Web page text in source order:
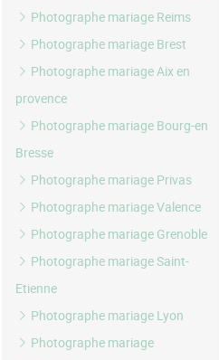
Photographe mariage Reims
Photographe mariage Brest
Photographe mariage Aix en
provence
Photographe mariage Bourg-en
Bresse
Photographe mariage Privas
Photographe mariage Valence
Photographe mariage Grenoble
Photographe mariage Saint-
Etienne
Photographe mariage Lyon
Photographe mariage